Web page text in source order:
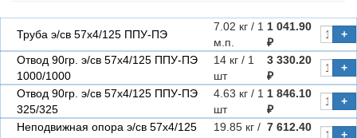
Труба э/св 57х4/125 ППУ-ПЭ
7.02 кг / 1
м.п.
1 041.90
₽
+
Отвод 90гр. э/св 57х4/125 ППУ-ПЭ
1000/1000
14 кг / 1
шт
3 330.20
₽
+
Отвод 90гр. э/св 57х4/125 ППУ-ПЭ
325/325
4.63 кг / 1
шт
1 846.10
₽
+
Неподвижная опора э/св 57х4/125
19.85 кг / 7 612.40
+